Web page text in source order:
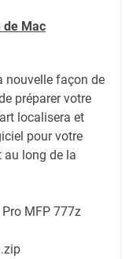
de Mac
nouvelle façon de
préparer votre
localisera et
pour votre
au long de la
MFP 777z